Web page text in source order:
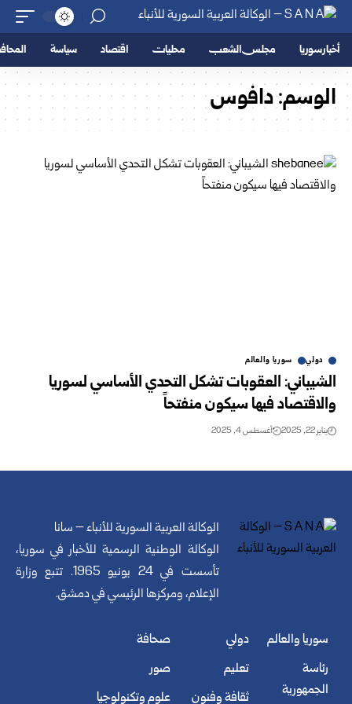
أخبار سوريا مجلس الشعب محليات اقتصاد سياسة
الوسم:دافوس
دولي سوريا والعالم
الشيباني: العقوبات تشكل التحدي الأساسي لسوريا
والاقتصاد فيها سيكون منفتحاً
يناير 22, 2025 أغسطس 4, 2025
الوكالة العربية السورية للأنباء – سانا
الوكالة الوطنية الرسمية للأخبار في سوريا،
تأسست في 24 يونيو 1965. تتبع وزارة
الإعلام، ومركزها الرئيسي في دمشق.
سوريا والعالم
رئاسة
الجمهورية
دولي
تعليم
ثقافة وفنون
صحافة
صور
علوم وتكنولوجيا